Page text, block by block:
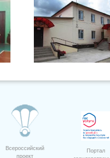
Всероссийский
проект
Портал